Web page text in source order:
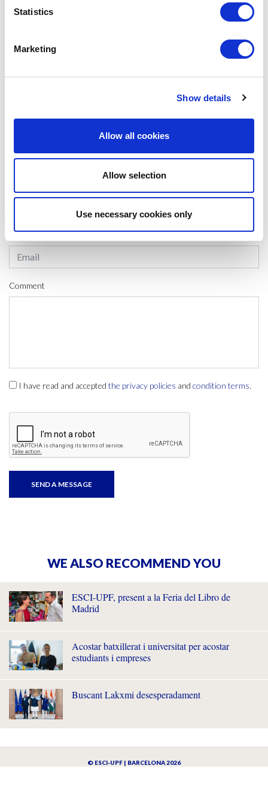
Statistics
Marketing
Show details
Allow all cookies
Allow selection
Use necessary cookies only
catalanes (és a dir, al recolzament i dependència de la sanitat privada)
per no contribuir a l’equitat territorial en el finançament de la sanitat
LEAVE A MESSAGE
E-mail:
Comment
I have read and accepted the privacy policies and condition terms.
WE ALSO RECOMMEND YOU
ESCI-UPF, present a la Feria del Libro de
Madrid
Acostar batxillerat i universitat per acostar
estudiants i empreses
Buscant Lakxmi desesperadament
© ESCI-UPF | BARCELONA 2026